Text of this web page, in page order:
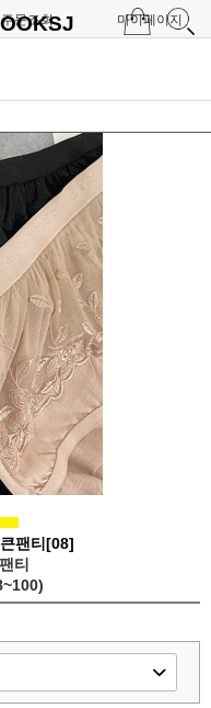
주문조회 마이페이지
팬티[08]
티